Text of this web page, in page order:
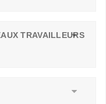
TRAVAILLEURS